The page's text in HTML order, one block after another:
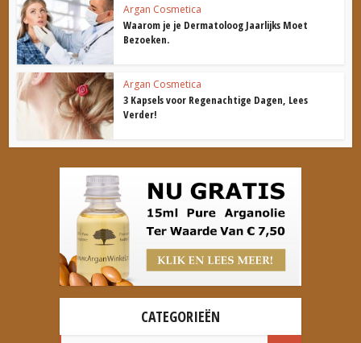
Argan Cosmetica
Waarom je je Dermatoloog Jaarlijks Moet
Bezoeken.
Argan Cosmetica
3 Kapsels voor Regenachtige Dagen, Lees
Verder!
CATEGORIEËN